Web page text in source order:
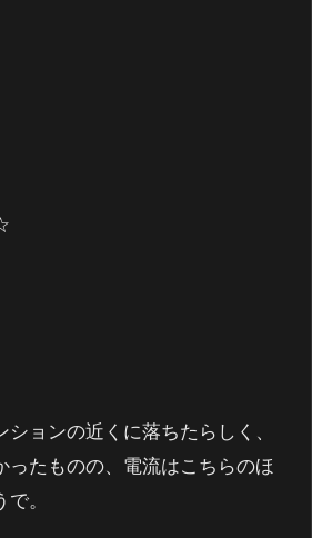
ションの近くに落ちたらしく、
ったものの、電流はこちらのほ
。